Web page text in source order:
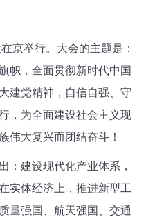
京举行。大会的主题是：
帜，全面贯彻新时代中国
建党精神，自信自强、守
，为全面建设社会主义现
伟大复兴而团结奋斗！
：建设现代化产业体系，
实体经济上，推进新型工
量强国、航天强国、交通